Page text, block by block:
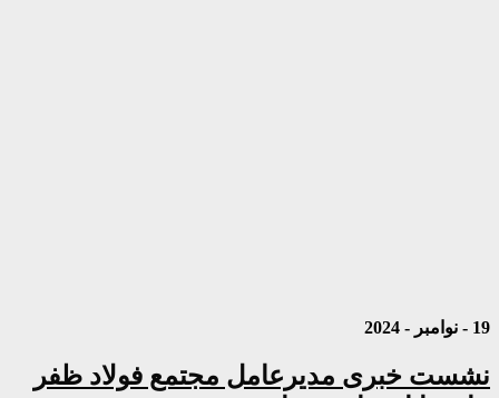
19 - نوامبر - 2024
نشست خبری مدیرعامل مجتمع فولاد ظفر